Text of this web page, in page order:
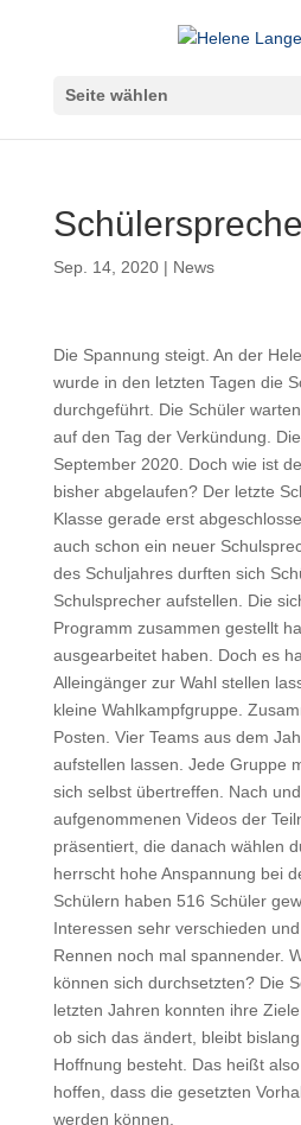
Seite wählen
Sep. 14, 2020| News
Die Spannung steigt. An der
wurde in den letzten Tagen die
durchgeführt. Die Schüler
auf den Tag der Verkündung.
September 2020. Doch wie ist
bisher abgelaufen? Der letzte
Klasse gerade erst
auch schon ein neuer
des Schuljahres durften sich
Schulsprecher aufstellen. Die
Programm zusammen gestellt
ausgearbeitet haben. Doch es
Alleingänger zur Wahl stellen
kleine Wahlkampfgruppe.
Posten. Vier Teams aus dem
aufstellen lassen. Jede Gruppe
sich selbst übertreffen. Nach
aufgenommenen Videos der
präsentiert, die danach wählen
herrscht hohe Anspannung bei
Schülern haben 516 Schüler
Interessen sehr verschieden
Rennen noch mal spannender.
können sich durchsetzten? Die
letzten Jahren konnten ihre
ob sich das ändert, bleibt
Hoffnung besteht. Das heißt
hoffen, dass die gesetzten
werden können.